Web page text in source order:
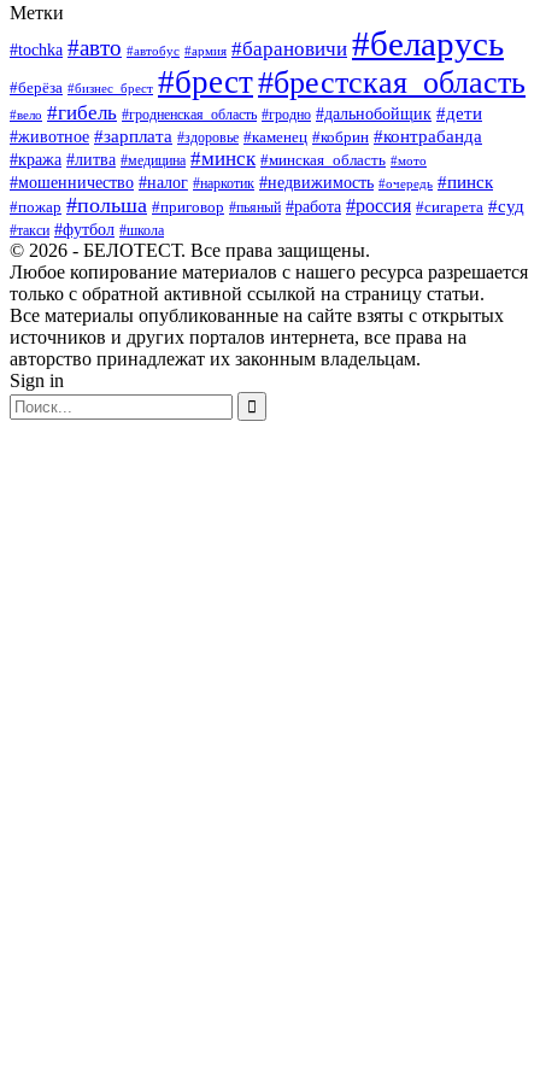
Метки
#tochka #авто #автобус #армия #барановичи #беларусь
#берёза #бизнес_брест #брест#брестская_область
#вело #гибель #гродненская_область #гродно #дальнобойщик #дети
#животное #зарплата #здоровье #каменец #кобрин #контрабанда
#кража #литва #медицина #минск #минская_область #мото
#мошенничество #налог #наркотик #недвижимость #очередь #пинск
#пожар #польша #приговор #пьяный #работа #россия #сигарета #суд
#такси #футбол #школа
© 2026 - БЕЛОТЕСТ. Все права защищены.
Любое копирование материалов с нашего ресурса разрешается
только с обратной активной ссылкой на страницу статьи.
Все материалы опубликованные на сайте взяты с открытых
источников и других порталов интернета, все права на
авторство принадлежат их законным владельцам.
Sign in